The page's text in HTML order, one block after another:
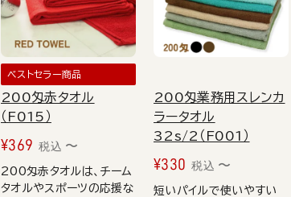
ベストセラー商品
200匁赤タオル
（F015）
¥369 税込 〜
200匁赤タオルは、チーム
タオルやスポーツの応援な
200匁業務用スレンカ
ラータオル
32s/2（F001）
¥330 税込 〜
短いパイルで使いやすい